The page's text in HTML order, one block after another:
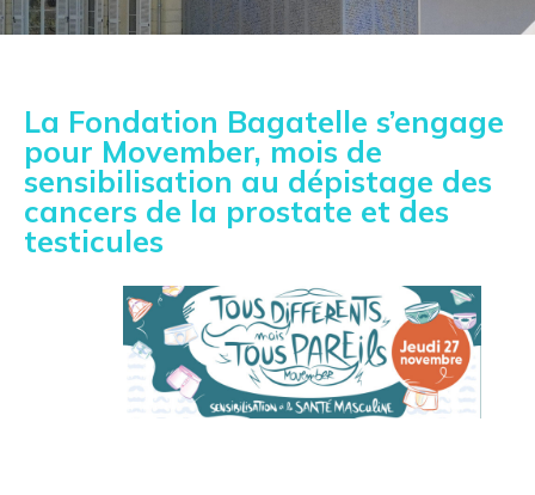
La Fondation Bagatelle s’engage
pour Movember, mois de
sensibilisation au dépistage des
cancers de la prostate et des
testicules